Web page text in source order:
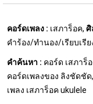
คอร์ดเพลง : เสภาร็อค, ศิ
คำร้อง/ทำนอง/เรียบเรี
คำค้นหา : คอร์ด เสภาร็
คอร์ดเพลงของ ลิงชัดชัด
เพลง เสภาร็อค ukulele